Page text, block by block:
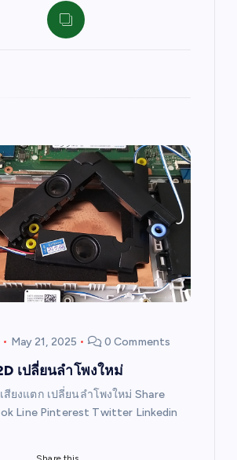
May 21, 2025 0 Comments
เปลี่ยนลำโพงใหม่
สียงแตก เปลี่ยนลำโพงใหม่ Share
Line Pinterest Twitter Linkedin